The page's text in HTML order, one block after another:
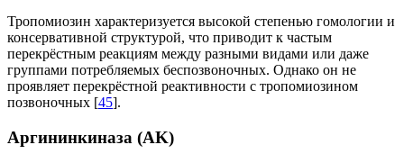
Тропомиозин характеризуется высокой степенью гомологии и
консервативной структурой, что приводит к частым
перекрёстным реакциям между разными видами или даже
группами потребляемых беспозвоночных. Однако он не
проявляет перекрёстной реактивности с тропомиозином
позвоночных [45].
Аргининкиназа (AK)